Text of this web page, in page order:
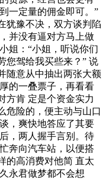
一定量的佣金即可。”
犹豫不决，双方谈判陷
并没有逼对方马上做
姐：“小姐，听说你们
您驾给我买些来？” 说
随意从中抽出两张大额
的一叠票子，再看看
方肯 定是个资金实力
危险的，便主动与山口
，爽快地答应了其要
，两人握手言别。待
奔向汽车站，以便搭
的高消费对他简 直太
永君做梦都不会想